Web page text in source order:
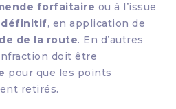
forfaitaire ou à l’issue
définitif, en application de
de la route. En d’autres
doit être
pour que les points
retirés.